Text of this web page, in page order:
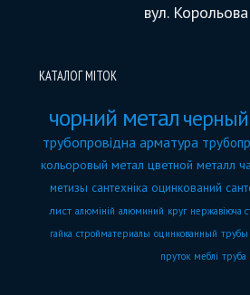
вул.
КАТАЛОГ МІТОК
чорний метал
трубопровідна арматура
кольоровый метал цветной металл
метизы сантехніка оцинкований
лист алюміній алюминий круг нержавіюча
гайка стройматериалы оцинкованный трубы
пруток меблі труба